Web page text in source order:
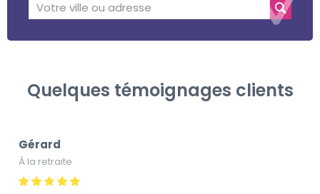
Quelques témoignages clients
Gérard
À la retraite